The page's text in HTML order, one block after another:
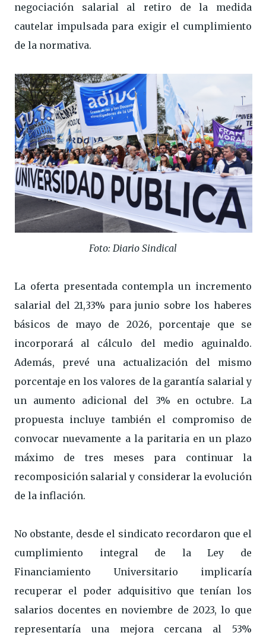
negociación salarial al retiro de la medida
cautelar impulsada para exigir el cumplimiento
de la normativa.
Foto: Diario Sindical
La oferta presentada contempla un incremento
salarial del 21,33% para junio sobre los haberes
básicos de mayo de 2026, porcentaje que se
incorporará al cálculo del medio aguinaldo.
Además, prevé una actualización del mismo
porcentaje en los valores de la garantía salarial y
un aumento adicional del 3% en octubre. La
propuesta incluye también el compromiso de
convocar nuevamente a la paritaria en un plazo
máximo de tres meses para continuar la
recomposición salarial y considerar la evolución
de la inflación.
No obstante, desde el sindicato recordaron que el
cumplimiento integral de la Ley de
Financiamiento Universitario implicaría
recuperar el poder adquisitivo que tenían los
salarios docentes en noviembre de 2023, lo que
representaría una mejora cercana al 53%